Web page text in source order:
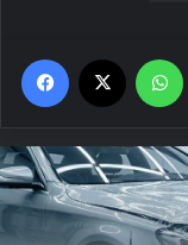
Facebook